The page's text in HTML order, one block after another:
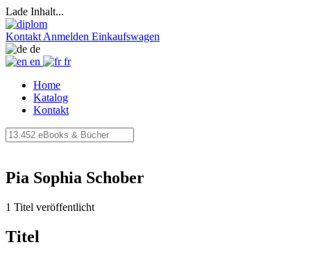
Lade Inhalt...
Kontakt Anmelden Einkaufswagen
de
en
fr
Home
Katalog
Kontakt
Pia Sophia Schober
1 Titel veröffentlicht
Titel